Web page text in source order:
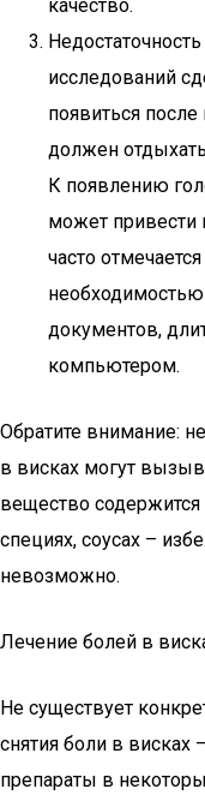
качество.
исследований
появиться
должен
К появлению
может привести
часто
документов,
компьютером.
Обратите внимание:
в висках могут
вещество содержится
специях, соусах –
невозможно.
Лечение болей в
Не существует
снятия боли в
препараты в